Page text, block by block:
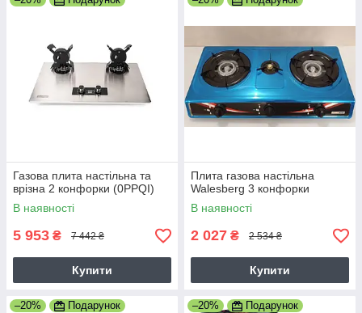
Газова плита настільна та
врізна 2 конфорки (0PPQI)
В наявності
5 953 ₴ 7 442 ₴
Купити
Плита газова настільна
Walesberg 3 конфорки
В наявності
2 027 ₴ 2 534 ₴
Купити
–20% Подарунок –20% Подарунок